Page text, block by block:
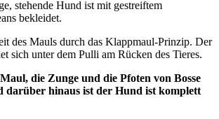
stehende Hund ist mit gestreiftem
bekleidet.
des Mauls durch das Klappmaul-Prinzip. Der
sich unter dem Pulli am Rücken des Tieres.
die Zunge und die Pfoten von Bosse
darüber hinaus ist der Hund ist komplett